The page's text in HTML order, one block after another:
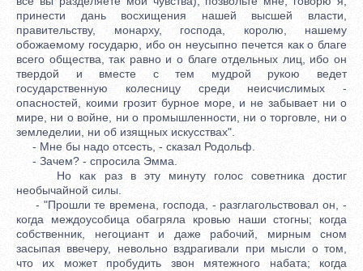
принести дань восхищения нашей высшей власти,
правительству, монарху, господа, королю, нашему
обожаемому государю, ибо он неусыпно печется как о благе
всего общества, так равно и о благе отдельных лиц, ибо он
твердой и вместе с тем мудрой рукою ведет
государственную колесницу среди неисчислимых -
опасностей, коими грозит бурное море, и не забывает ни о
мире, ни о войне, ни о промышленности, ни о торговле, ни о
земледелии, ни об изящных искусствах".
- Мне бы надо отсесть, - сказал Родольф.
- Зачем? - спросила Эмма.
Но как раз в эту минуту голос советника достиг
необычайной силы.
- "Прошли те времена, господа, - разглагольствовал он, -
когда междоусобица обагряла кровью наши стогны; когда
собственник, негоциант и даже рабочий, мирным сном
засыпая ввечеру, невольно вздрагивали при мысли о том,
что их может пробудить звон мятежного набата; когда